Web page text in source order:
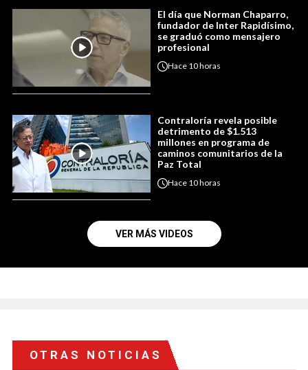
El día que Norman Chaparro,
fundador de Inter Rapidísimo,
se graduó como mensajero
profesional
Hace 10 horas
Contraloría revela posible
detrimento de $1.513
millones en programa de
caminos comunitarios de la
Paz Total
Hace 10 horas
VER MÁS VIDEOS
OTRAS NOTICIAS